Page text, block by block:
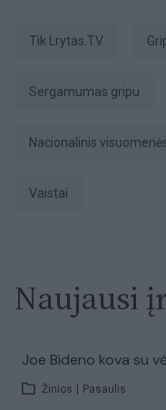
tik Lrytas.TV
sergamumas gripu
Nacionalinis
Vaistai
Naujausi
Joe Bideno kova su
Žinios Pasaulis